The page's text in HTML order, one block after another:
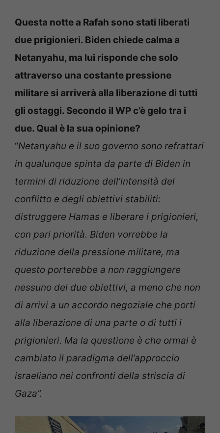
Questa notte a Rafah sono stati liberati
due prigionieri. Biden chiede calma a
Netanyahu, ma lui risponde che solo
attraverso una costante pressione
militare si arriverà alla liberazione di tutti
gli ostaggi. Secondo il WP c’è gelo tra i
due. Qual è la sua opinione?
“Netanyahu e il suo governo sono refrattari
in qualunque spinta da parte di Biden in
termini di riduzione dell’intensità del
conflitto e degli obiettivi stabiliti:
distruggere Hamas e liberare i prigionieri,
con pari priorità. Biden vorrebbe la
riduzione della pressione militare, ma
questo porterebbe a non raggiungere
nessuno dei due obiettivi, a meno che non
di arrivi a un accordo negoziale che porti
alla liberazione di una parte o di tutti i
prigionieri. Ma la questione è che ormai è
cambiato il paradigma dell’approccio
israeliano nei confronti della striscia di
Gaza”.